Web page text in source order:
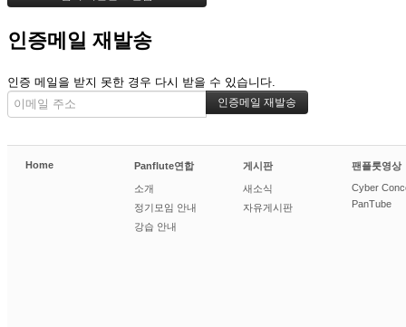
인증메일 재발송
인증 메일을 받지 못한 경우 다시 받을 수 있습니다.
Home Panflute연합
소개
정기모임 안내
강습 안내
게시판
새소식
자유게시판
팬플룻영상
Cyber
PanTube